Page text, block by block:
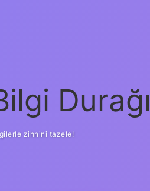
Durağı
zihnini tazele!